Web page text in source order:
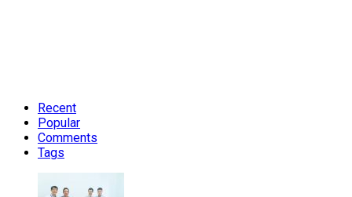
Recent
Popular
Comments
Tags